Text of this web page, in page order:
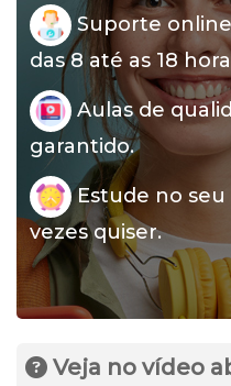
Suporte
das 8 até as 18
Aulas de
garantido.
Estude no seu
vezes quiser.
Veja no vídeo